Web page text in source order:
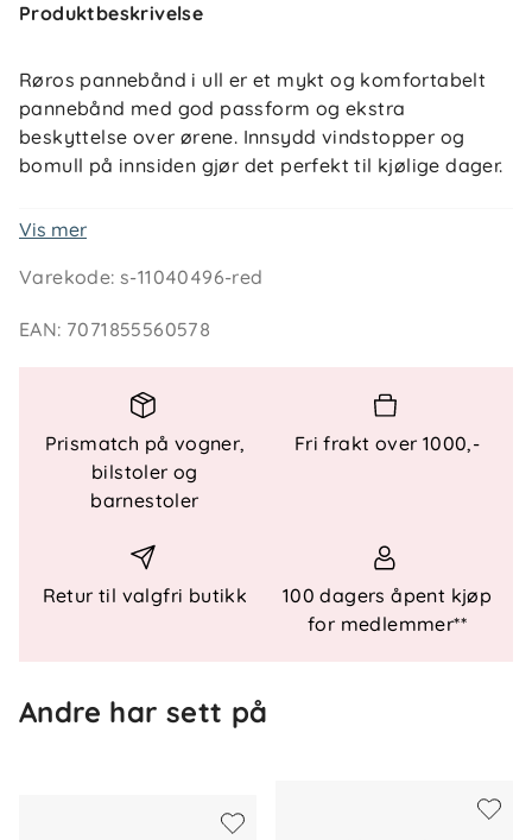
Produktbeskrivelse
Røros pannebånd i ull er et mykt og komfortabelt
pannebånd med god passform og ekstra
beskyttelse over ørene. Innsydd vindstopper og
bomull på innsiden gjør det perfekt til kjølige dager.
Utside: 70 % merinoull (mulesingfri), 30 % akryl
Innside: 95 % bomull, 5 % spandex
Dyrevelferd og bærekraft sikret gjennom
tredjepartssertifisering
Vaskeanvisning: Maskinvask 30 °C, ullprogram
Miljøtips: Luft og flekkrens ved behov for å
Vis mer
Varekode:s-11040496-red
EAN: 7071855560578
Prismatch på vogner,
bilstoler og
barnestoler
Fri frakt over 1000,-
Retur til valgfri butikk
100 dagers åpent kjøp
for medlemmer**
Andre har sett på